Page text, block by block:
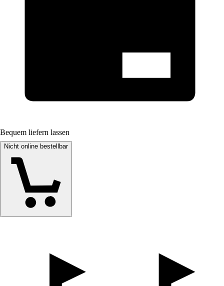
Bequem liefern lassen
Nicht online bestellbar